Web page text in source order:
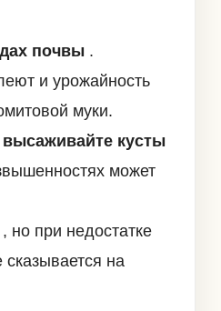
почвы .
и урожайность
муки.
высаживайте кусты
может
, но при недостатке
сказывается на